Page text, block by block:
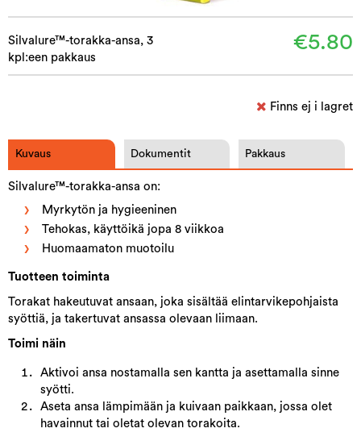
Silvalure™-torakka-ansa, 3
kpl:een pakkaus
€5.80
Finns ej i lagret
Kuvaus Dokumentit Pakkaus
Silvalure™-torakka-ansa on:
Myrkytön ja hygieeninen
Tehokas, käyttöikä jopa 8 viikkoa
Huomaamaton muotoilu
Tuotteen toiminta
Torakat hakeutuvat ansaan, joka sisältää elintarvikepohjaista
syöttiä, ja takertuvat ansassa olevaan liimaan.
Toimi näin
Aktivoi ansa nostamalla sen kantta ja asettamalla sinne
syötti.
Aseta ansa lämpimään ja kuivaan paikkaan, jossa olet
havainnut tai oletat olevan torakoita.